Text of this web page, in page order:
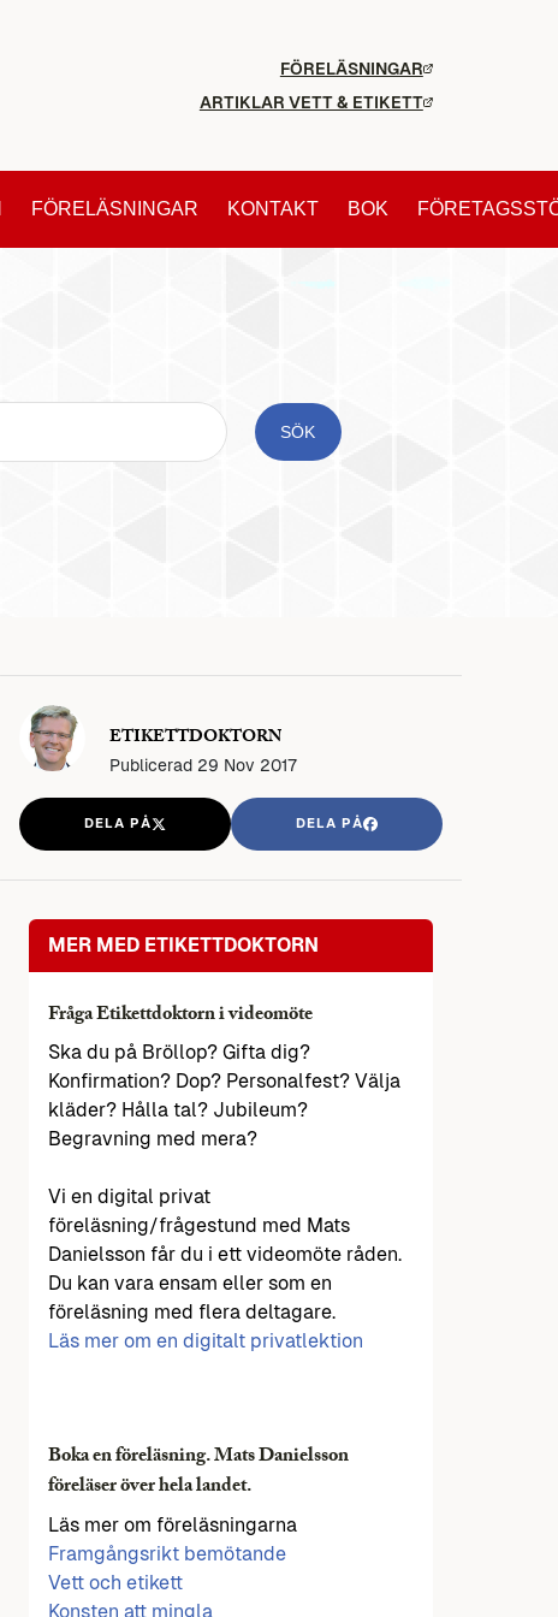
FÖRELÄSNINGAR
ARTIKLAR VETT & ETIKETT
FÖRELÄSNINGAR KONTAKT BOK
ETIKETTDOKTORN
Publicerad 29 Nov 2017
DELA PÅ DELA PÅ
MER MED ETIKETTDOKTORN
Fråga Etikettdoktorn i videomöte
Ska du på Bröllop? Gifta dig?
Konfirmation? Dop? Personalfest? Välja
kläder? Hålla tal? Jubileum?
Begravning med mera?
Vi en digital privat
föreläsning/frågestund med Mats
Danielsson får du i ett videomöte råden.
Du kan vara ensam eller som en
föreläsning med flera deltagare.
Läs mer om en digitalt privatlektion
Boka en föreläsning. Mats Danielsson
föreläser över hela landet.
Läs mer om föreläsningarna
Framgångsrikt bemötande
Vett och etikett
Konsten att mingla